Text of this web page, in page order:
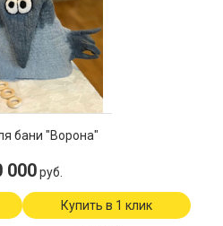
бани "Ворона"
000 руб.
Купить в 1 клик